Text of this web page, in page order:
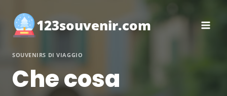
contenuto 123souvenir.com
SOUVENIRS DI VIAGGIO
Che cosa